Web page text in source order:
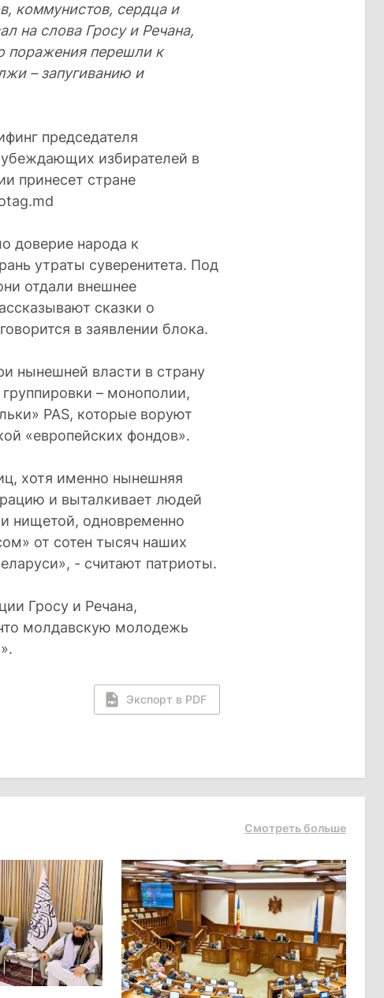
коммунистов, сердца и
на слова Гросу и Речана,
поражения перешли к
– запугиванию и
председателя
избирателей в
принесет стране
доверие народа к
утраты суверенитета. Под
отдали внешнее
сказки о
в заявлении блока.
нынешней власти в страну
– монополии,
PAS, которые воруют
«европейских фондов».
хотя именно нынешняя
и выталкивает людей
нищетой, одновременно
от сотен тысяч наших
- считают патриоты.
Гросу и Речана,
молдавскую молодежь
Экспорт в PDF
Смотреть больше